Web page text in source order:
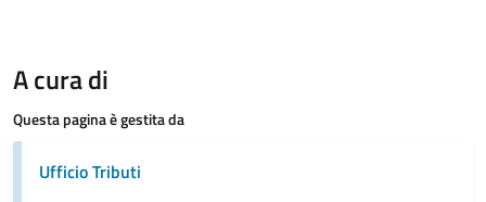
A cura di
Questa pagina è gestita da
Ufficio Tributi